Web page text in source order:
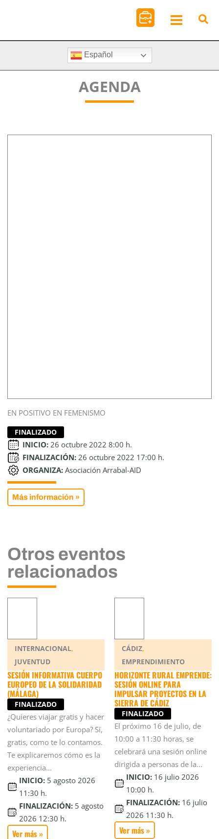
Español
AGENDA
EN POSITIVO EN FEMENISMO
FINALIZADO
INICIO: 26 octubre 2022 8:00 h.
FINALIZACIÓN: 26 octubre 2022 17:00 h.
ORGANIZA: Asociación Arrabal-AID
Más información »
Otros eventos
relacionados
INTERNACIONAL,
JUVENTUD
SESIÓN INFORMATIVA CUERPO
EUROPEO DE LA SOLIDARIDAD
(MÁLAGA)
FINALIZADO
¿Quieres viajar gratis y hacer
voluntariado por Europa? Sí,
gratis, como te lo contamos.
Te explicaremos cómo es la
experiencia...
INICIO: 5 agosto 2026
11:30 h.
FINALIZACIÓN: 5 agosto
2026 12:30 h.
Ver más »
CÁDIZ,
EMPRENDIMIENTO
HORIZONTE RURAL EMPRENDE:
SESIÓN ONLINE PARA
IMPULSAR PROYECTOS EN LA
SIERRA DE CÁDIZ
FINALIZADO
El próximo 16 de julio, de
10:00 a 11:30 horas, se
celebrará una sesión online
dirigida a personas de la...
INICIO: 16 julio 2026
10:00 h.
FINALIZACIÓN: 16 julio
2026 11:30 h.
Ver más »